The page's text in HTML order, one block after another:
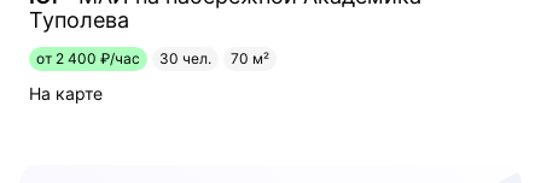
Туполева
от 2 400 ₽/час 30 чел. 70 м²
На карте